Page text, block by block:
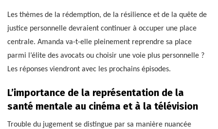
Les thèmes de la rédemption, de la résilience et de la quête de
justice personnelle devraient continuer à occuper une place
centrale. Amanda va-t-elle pleinement reprendre sa place
parmi l’élite des avocats ou choisir une voie plus personnelle ?
Les réponses viendront avec les prochains épisodes.
L’importance de la représentation de la
santé mentale au cinéma et à la télévision
Trouble du jugement se distingue par sa manière nuancée